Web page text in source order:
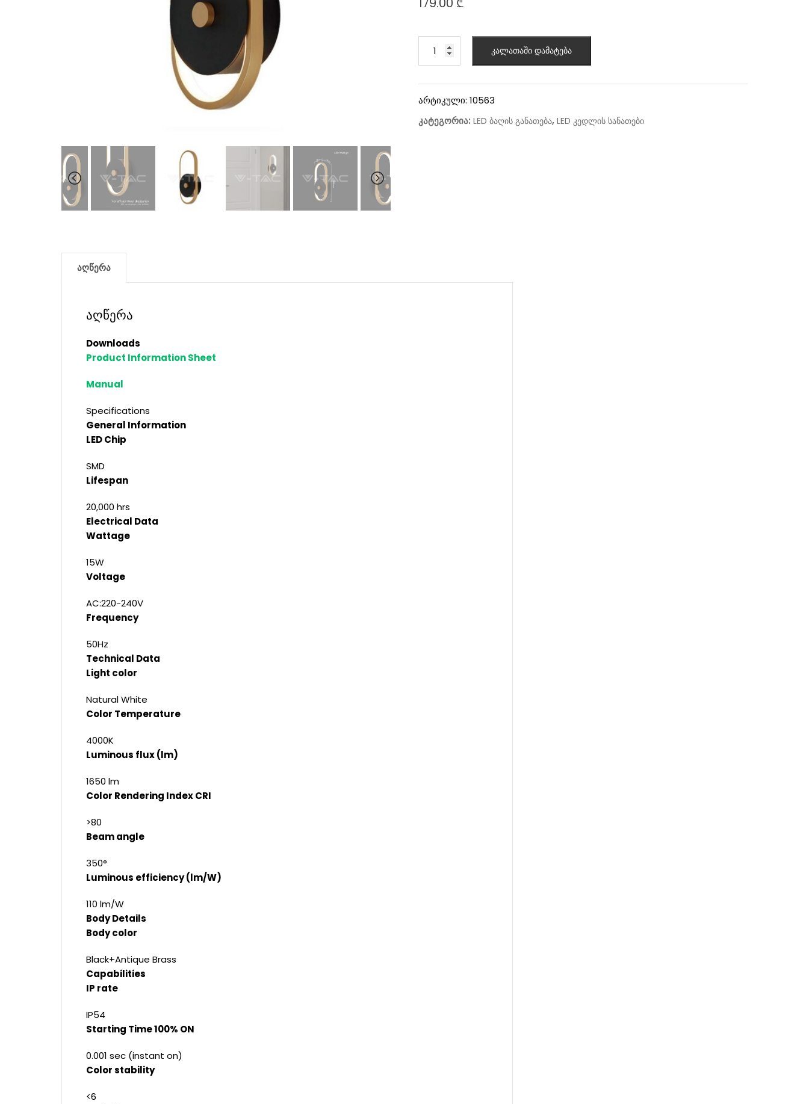
კალათაში დამატება
არტიკული: 10563
კატეგორია: LED ბაღის განათება, LED კედლის სანათები
აღწერა
აღწერა
Downloads
Product Information Sheet
Manual
Specifications
General Information
LED Chip
SMD
Lifespan
20,000 hrs
Electrical Data
Wattage
15W
Voltage
AC:220-240V
Frequency
50Hz
Technical Data
Light color
Natural White
Color Temperature
4000K
Luminous flux (lm)
1650 lm
Color Rendering Index CRI
>80
Beam angle
350°
Luminous efficiency (lm/W)
110 lm/W
Body Details
Body color
Black+Antique Brass
Capabilities
IP rate
IP54
Starting Time 100% ON
0.001 sec (instant on)
Color stability
<6